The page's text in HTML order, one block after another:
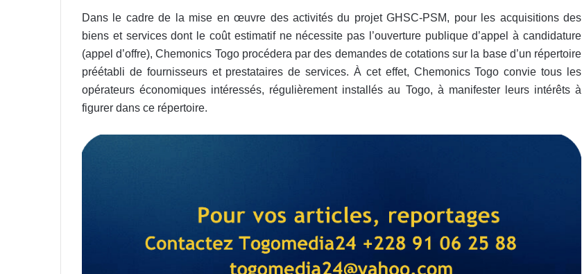
Dans le cadre de la mise en œuvre des activités du projet GHSC-PSM, pour les acquisitions des
biens et services dont le coût estimatif ne nécessite pas l’ouverture publique d’appel à candidature
(appel d’offre), Chemonics Togo procédera par des demandes de cotations sur la base d’un répertoire
préétabli de fournisseurs et prestataires de services. À cet effet, Chemonics Togo convie tous les
opérateurs économiques intéressés, régulièrement installés au Togo, à manifester leurs intérêts à
figurer dans ce répertoire.